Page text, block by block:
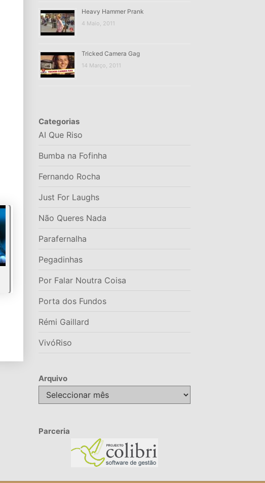
Heavy Hammer Prank
4 Maio, 2011
Tricked Camera Gag
14 Março, 2011
Categorias
AI Que Riso
Bumba na Fofinha
Fernando Rocha
Just For Laughs
Não Queres Nada
Parafernalha
Pegadinhas
Por Falar Noutra Coisa
Porta dos Fundos
Rémi Gaillard
VivóRiso
Arquivo
Arquivo
Parceria